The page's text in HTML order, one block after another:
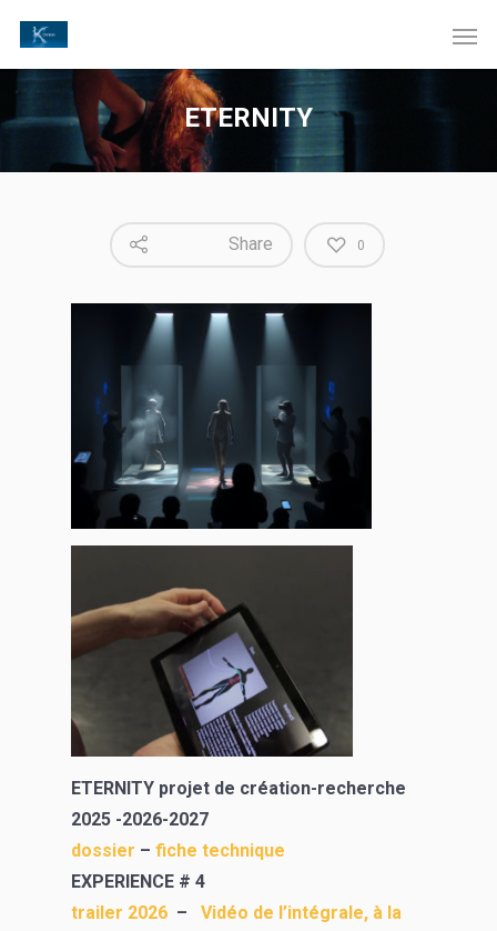
ETERNITY
Share 0
ETERNITY projet de création-recherche
2025 -2026-2027
dossier – fiche technique
EXPERIENCE # 4
trailer 2026 – Vidéo de l’intégrale, à la